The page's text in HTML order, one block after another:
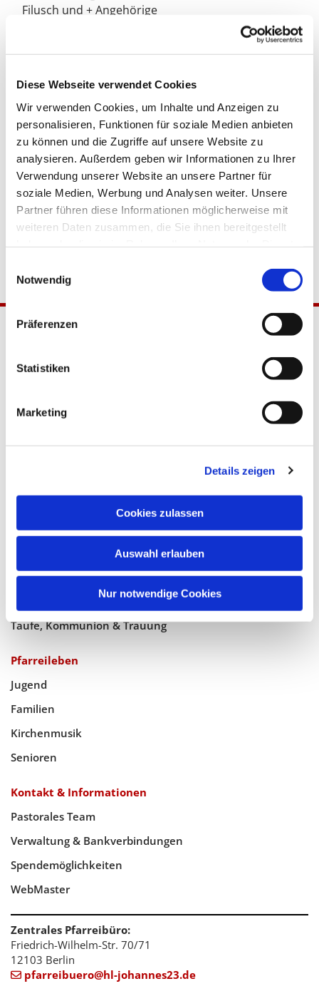
Diese Webseite verwendet Cookies
Wir verwenden Cookies, um Inhalte und Anzeigen zu
personalisieren, Funktionen für soziale Medien anbieten
zu können und die Zugriffe auf unsere Website zu
analysieren. Außerdem geben wir Informationen zu Ihrer
Verwendung unserer Website an unsere Partner für
soziale Medien, Werbung und Analysen weiter. Unsere
Partner führen diese Informationen möglicherweise mit
weiteren Daten zusammen, die Sie ihnen bereitgestellt
Notwendig
Präferenzen
Statistiken
Marketing
Details zeigen
Cookies zulassen
Auswahl erlauben
Nur notwendige Cookies
Filusch und + Angehörige
Pfarrei Hl. Johannes XXIII.
Glaube
Bistumswallfahrt
Taufe, Kommunion & Trauung
Pfarreileben
Jugend
Familien
Kirchenmusik
Senioren
Kontakt & Informationen
Pastorales Team
Verwaltung & Bankverbindungen
Spendemöglichkeiten
WebMaster
Zentrales Pfarreibüro:
Friedrich-Wilhelm-Str. 70/71
12103 Berlin
 pfarreibuero@hl-johannes23.de